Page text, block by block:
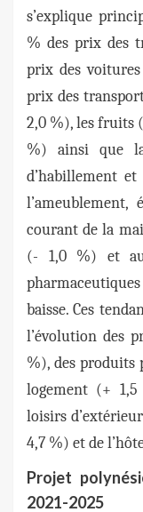
s’explique
% des prix des
prix des
prix des
2,0 %), les fruits
%) ainsi que
d’habillement
courant de la
(- 1,0 %) et
baisse. Ces
l’évolution des
%), des produits
logement (+
loisirs
4,7 %) et de
Projet
2021-2025